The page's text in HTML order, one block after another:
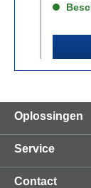
Oplossingen
Service
Contact